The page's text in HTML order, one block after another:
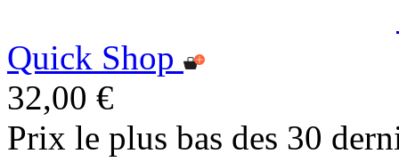
Quick Shop
32,00 €
Prix le plus bas des 30